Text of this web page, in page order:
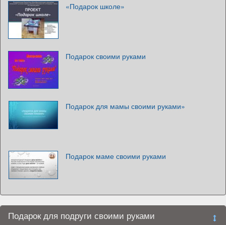
«Подарок школе»
Подарок своими руками
Подарок для мамы своими руками»
Подарок маме своими руками
Подарок для подруги своими руками